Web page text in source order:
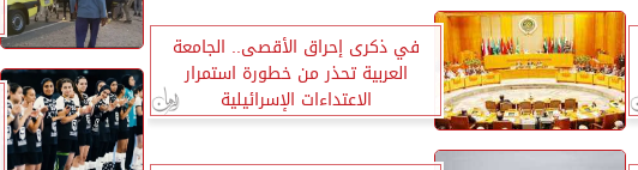
في ذكرى إحراق الأقصى.. الجامعة
العربية تحذر من خطورة استمرار
الاعتداءات الإسرائيلية